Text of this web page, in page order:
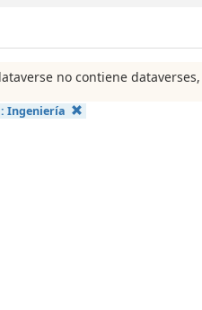
no contiene
Ingeniería